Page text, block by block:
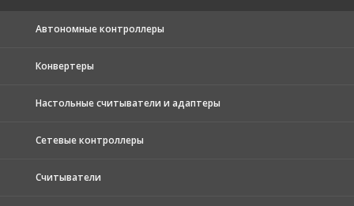
Автономные контроллеры
Конвертеры
Настольные считыватели и адаптеры
Сетевые контроллеры
Считыватели